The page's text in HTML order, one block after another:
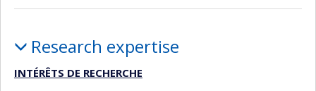
Research expertise
INTÉRÊTS DE RECHERCHE